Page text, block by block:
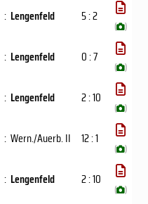
: Lengenfeld 5 : 2
( )
: Lengenfeld 0 : 7
( )
: Lengenfeld 2 : 10
( )
: Wern./Auerb. II 12 : 1
( )
: Lengenfeld 2 : 10
( )